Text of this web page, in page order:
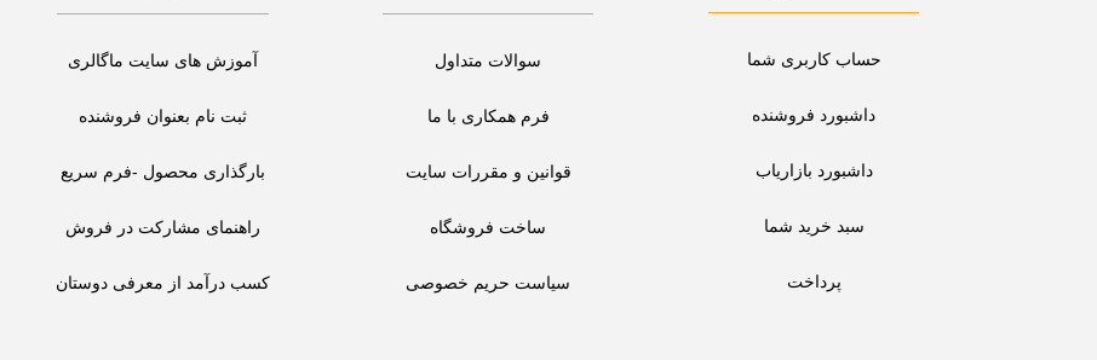
حساب کاربری شما
داشبورد فروشنده
داشبورد بازاریاب
سبد خرید شما
پرداخت
سوالات متداول
فرم همکاری با ما
قوانین و مقررات سایت
ساخت فروشگاه
سیاست حریم خصوصی
آموزش های سایت ماگالری
ثبت نام بعنوان فروشنده
بارگذاری محصول -فرم سریع
راهنمای مشارکت در فروش
کسب درآمد از معرفی دوستان